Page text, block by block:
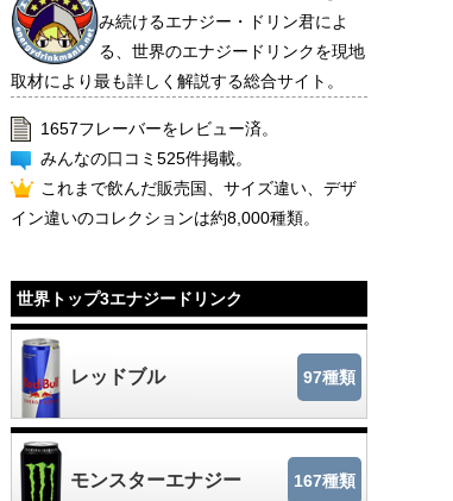
み続けるエナジー・ドリン君によ
る、世界のエナジードリンクを現地
取材により最も詳しく解説する総合サイト。
1657フレーバーをレビュー済。
みんなの口コミ525件掲載。
これまで飲んだ販売国、サイズ違い、デザ
イン違いのコレクションは約8,000種類。
世界トップ3エナジードリンク
レッドブル 97種類
モンスターエナジー 167種類